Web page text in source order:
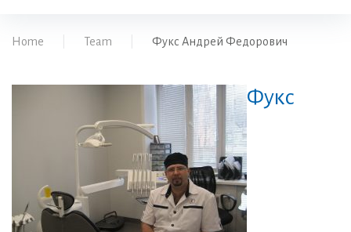
Home Team Фукс Андрей Федорович
Фукс